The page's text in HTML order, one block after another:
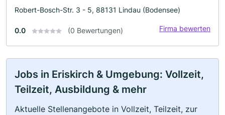
Robert-Bosch-Str. 3 - 5, 88131 Lindau (Bodensee)
0.0 (0 Bewertungen) Firma bewerten
Jobs in Eriskirch & Umgebung: Vollzeit,
Teilzeit, Ausbildung & mehr
Aktuelle Stellenangebote in Vollzeit, Teilzeit, zur